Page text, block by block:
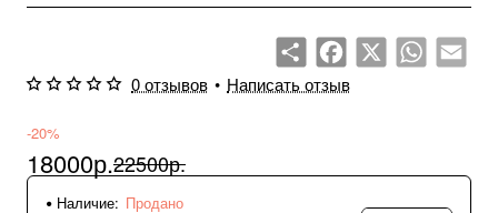
ShareFacebook
X WhatsApp
0 отзывов • Написать отзыв
-20%
18000р.22500р.
Наличие: Продано